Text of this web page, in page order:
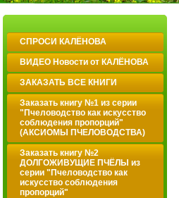
СПРОСИ КАЛЁНОВА
ВИДЕО Новости от КАЛЁНОВА
ЗАКАЗАТЬ ВСЕ КНИГИ
Заказать книгу №1 из серии
"Пчеловодство как искусство
соблюдения пропорций"
(АКСИОМЫ ПЧЕЛОВОДСТВА)
Заказать книгу №2
ДОЛГОЖИВУЩИЕ ПЧЁЛЫ из
серии "Пчеловодство как
искусство соблюдения
пропорций"